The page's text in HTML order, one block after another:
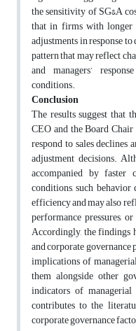
the sensitivity of SG&A
that in firms with longer
adjustments in response
pattern that may reflect
and managers’
conditions.
Conclusion
The results suggest that
CEO and the Board
respond to sales
adjustment decisions.
accompanied by faster
conditions, such
efficiency and may also
performance pressures,
Accordingly, the findings
and corporate
implications of
them alongside other
indicators of
contributes to the
corporate governance